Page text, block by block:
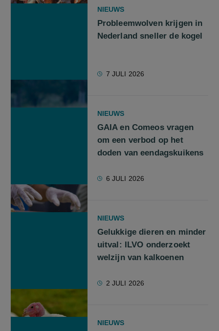
NIEUWS
Probleemwolven krijgen in
Nederland sneller de kogel
7 JULI 2026
NIEUWS
GAIA en Comeos vragen
om een verbod op het
doden van eendagskuikens
6 JULI 2026
NIEUWS
Gelukkige dieren en minder
uitval: ILVO onderzoekt
welzijn van kalkoenen
2 JULI 2026
NIEUWS